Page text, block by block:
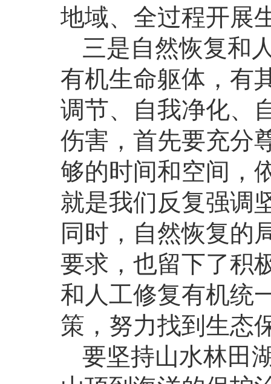
地域、全过程开展
三是自然恢复和
有机生命躯体，有
调节、自我净化、
伤害，首先要充分
够的时间和空间，
就是我们反复强调
同时，自然恢复的
要求，也留下了积
和人工修复有机统
策，努力找到生态
要坚持山水林田